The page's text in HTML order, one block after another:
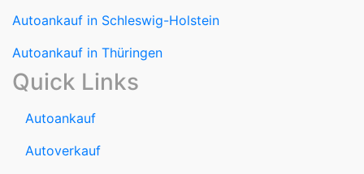
Autoankauf in Schleswig-Holstein
Autoankauf in Thüringen
Quick Links
Autoankauf
Autoverkauf